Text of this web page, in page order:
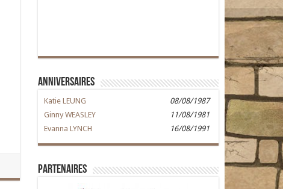
Anniversaires
Katie LEUNG
08/08/1987
Ginny WEASLEY
11/08/1981
Evanna LYNCH
16/08/1991
Partenaires